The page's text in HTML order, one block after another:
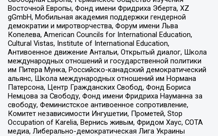
Восточной Европы, Фонд имени Фридриха Эберта, XZ
gGmbH, Мобильная академия поддержки гендерной
демократии и миротворчества, Форум имени Льва
Копелева, American Councils for International Education,
Cultural Vistas, Institute of International Education,
Антивоенное движение Антальи, Открытый диалог, Школа
международных отношений и государственной политики
им Питера Мунка, Российско-канадский демократический
альянс, Школа международных отношений им Нормана
Патерсона, Центр Гражданских Свобод, Фонд Бориса
Немцова за Свободу, Фонд имени Фридриха Науманна за
свободу, Феминистское антивоенное сопротивление,
Комитет независимости Ингушетии, Прометей, Stop
Occupation of Karelia, Вернись живым, Фридом Хаус, СОТА
медиа, Либерально-демократическая Лига Украины